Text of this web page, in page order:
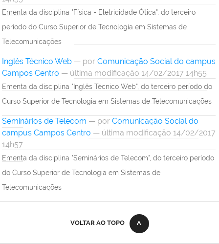
Ementa da disciplina "Física - Eletricidade Ótica", do terceiro
período do Curso Superior de Tecnologia em Sistemas de
Telecomunicações
Inglês Técnico Web — por Comunicação Social do campus
Campos Centro — última modificação 14/02/2017 14h55
Ementa da disciplina "Inglês Técnico Web", do terceiro período do
Curso Superior de Tecnologia em Sistemas de Telecomunicações
Seminários de Telecom — por Comunicação Social do
campus Campos Centro — última modificação 14/02/2017
14h57
Ementa da disciplina "Seminários de Telecom", do terceiro período
do Curso Superior de Tecnologia em Sistemas de
Telecomunicações
VOLTAR AO TOPO